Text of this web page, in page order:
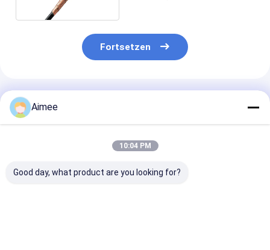
Fortsetzen
Empfohlene Produkte
Aimee
10:04 PM
Good day, what product are you looking for?